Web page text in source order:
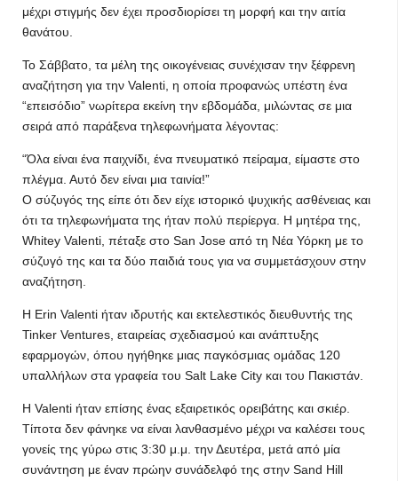
μέχρι στιγμής δεν έχει προσδιορίσει τη μορφή και την αιτία
θανάτου.
Το Σάββατο, τα μέλη της οικογένειας συνέχισαν την ξέφρενη
αναζήτηση για την Valenti, η οποία προφανώς υπέστη ένα
“επεισόδιο” νωρίτερα εκείνη την εβδομάδα, μιλώντας σε μια
σειρά από παράξενα τηλεφωνήματα λέγοντας:
“Όλα είναι ένα παιχνίδι, ένα πνευματικό πείραμα, είμαστε στο
πλέγμα. Αυτό δεν είναι μια ταινία!”
Ο σύζυγός της είπε ότι δεν είχε ιστορικό ψυχικής ασθένειας και
ότι τα τηλεφωνήματα της ήταν πολύ περίεργα. Η μητέρα της,
Whitey Valenti, πέταξε στο San Jose από τη Νέα Υόρκη με το
σύζυγό της και τα δύο παιδιά τους για να συμμετάσχουν στην
αναζήτηση.
Η Erin Valenti ήταν ιδρυτής και εκτελεστικός διευθυντής της
Tinker Ventures, εταιρείας σχεδιασμού και ανάπτυξης
εφαρμογών, όπου ηγήθηκε μιας παγκόσμιας ομάδας 120
υπαλλήλων στα γραφεία του Salt Lake City και του Πακιστάν.
Η Valenti ήταν επίσης ένας εξαιρετικός ορειβάτης και σκιέρ.
Τίποτα δεν φάνηκε να είναι λανθασμένο μέχρι να καλέσει τους
γονείς της γύρω στις 3:30 μ.μ. την Δευτέρα, μετά από μία
συνάντηση με έναν πρώην συνάδελφό της στην Sand Hill